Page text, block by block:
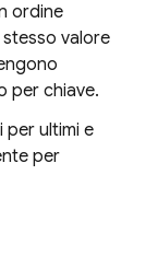
ordine
valore
per chiave.
per ultimi e
per